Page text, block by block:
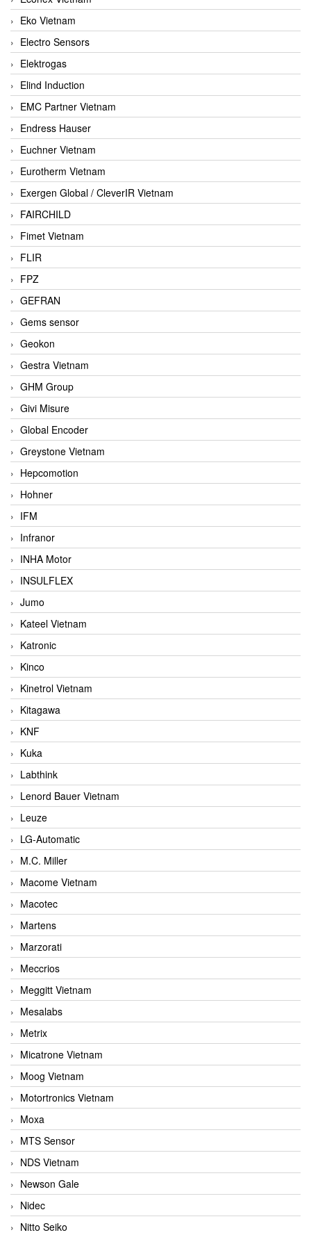
Eko Vietnam
Electro Sensors
Elektrogas
Elind Induction
EMC Partner Vietnam
Endress Hauser
Euchner Vietnam
Eurotherm Vietnam
Exergen Global / CleverIR Vietnam
FAIRCHILD
Fimet Vietnam
FLIR
FPZ
GEFRAN
Gems sensor
Geokon
Gestra Vietnam
GHM Group
Givi Misure
Global Encoder
Greystone Vietnam
Hepcomotion
Hohner
IFM
Infranor
INHA Motor
INSULFLEX
Jumo
Kateel Vietnam
Katronic
Kinco
Kinetrol Vietnam
Kitagawa
KNF
Kuka
Labthink
Lenord Bauer Vietnam
Leuze
LG-Automatic
M.C. Miller
Macome Vietnam
Macotec
Martens
Marzorati
Meccrios
Meggitt Vietnam
Mesalabs
Metrix
Micatrone Vietnam
Moog Vietnam
Motortronics Vietnam
Moxa
MTS Sensor
NDS Vietnam
Newson Gale
Nidec
Nitto Seiko